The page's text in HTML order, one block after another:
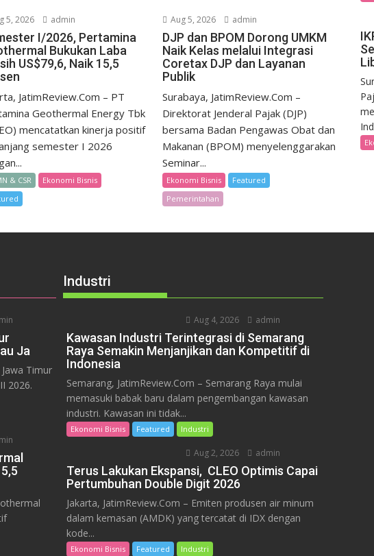
5, 2026 admin
I/2026, Pertamina
Bukukan Laba
US$79,6, Naik 15,5
JatimReview.Com – PT
Geothermal Energy Tbk
mencatatkan kinerja positif
semester I 2026
& CSR
Ekonomi Bisnis
Aug 5, 2026 admin
DJP dan BPOM Dorong UMKM
Naik Kelas melalui Integrasi
Coretax DJP dan Layanan
Publik
Surabaya, JatimReview.Com –
Direktorat Jenderal Pajak (DJP)
bersama Badan Pengawas Obat dan
Makanan (BPOM) menyelenggarakan
Seminar...
Ekonomi Bisnis
Featured
Pemerintahan
Ja
Timur
2026.
Industri
Aug 4, 2026 admin
Kawasan Industri Terintegrasi di Semarang
Raya Semakin Menjanjikan dan Kompetitif di
Indonesia
Semarang, JatimReview.Com – Semarang Raya mulai
memasuki babak baru dalam pengembangan kawasan
industri. Kawasan ini tidak...
Ekonomi Bisnis Featured Industri
Aug 2, 2026 admin
Terus Lakukan Ekspansi, CLEO Optimis Capai
Pertumbuhan Double Digit 2026
Jakarta, JatimReview.Com – Emiten produsen air minum
dalam kemasan (AMDK) yang tercatat di IDX dengan
kode...
Ekonomi Bisnis Featured Industri